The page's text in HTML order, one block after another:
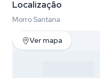
Localização
Morro Santana
Ver mapa